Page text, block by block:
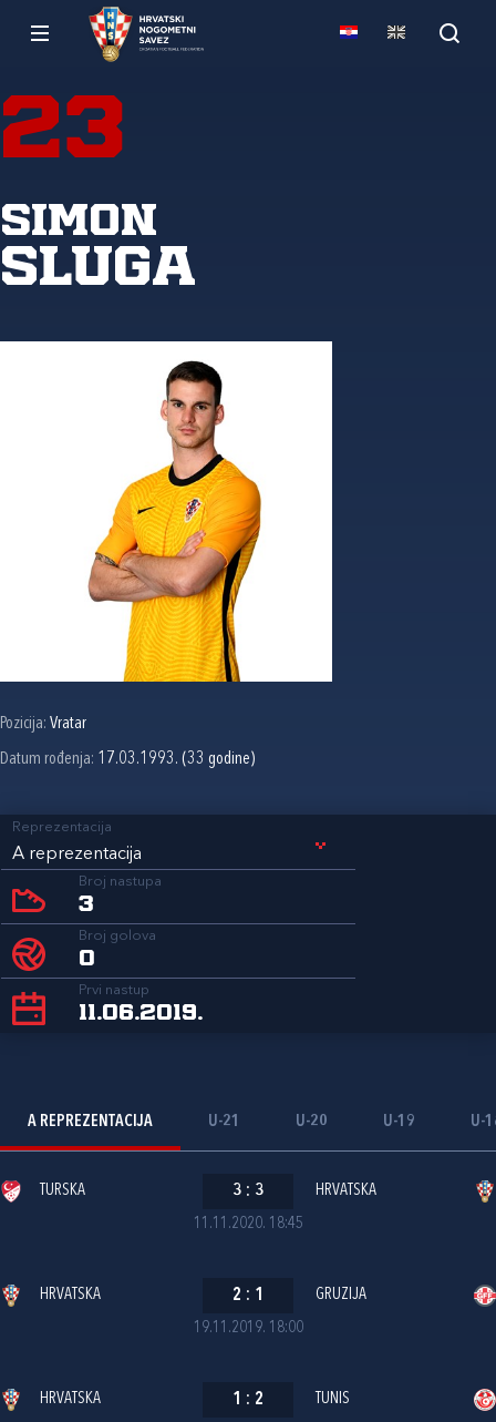
23
Simon
Sluga
Pozicija: Vratar
Datum rođenja: 17.03.1993. (33 godine)
Reprezentacija
A reprezentacija
Broj nastupa
3
Broj golova
0
Prvi nastup
11.06.2019.
A REPREZENTACIJA U-21 U-20 U-19 U-
11.11.2020. 18:45
TURSKA 3 : 3 HRVATSKA
19.11.2019. 18:00
HRVATSKA 2 : 1 GRUZIJA
HRVATSKA 1 : 2 TUNIS